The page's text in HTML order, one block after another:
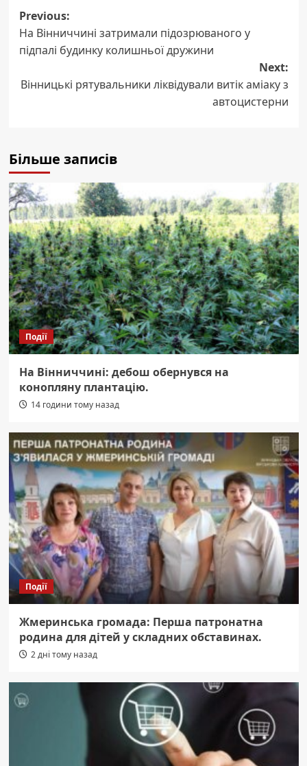
Post
navigation
Previous:
На Вінниччині затримали підозрюваного у
підпалі будинку колишньої дружини
Next:
Вінницькі рятувальники ліквідували витік аміаку з
автоцистерни
Більше записів
Події
На Вінниччині: дебош обернувся на
конопляну плантацію.
14 години тому назад
Події
Жмеринська громада: Перша патронатна
родина для дітей у складних обставинах.
2 дні тому назад